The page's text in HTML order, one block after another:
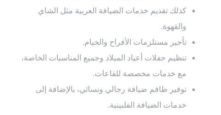
كذلك تقديم خدمات الضيافة العربية مثل الشاي
والقهوة.
تأجير مستلزمات الأفراح والخيام.
تنظيم حفلات أعياد الميلاد وجميع المناسبات الخاصة،
مع خدمات مخصصة للقاعات.
توفير طاقم ضيافة رجالي ونسائي، بالإضافة إلى
خدمات الضيافة الفلبينية.